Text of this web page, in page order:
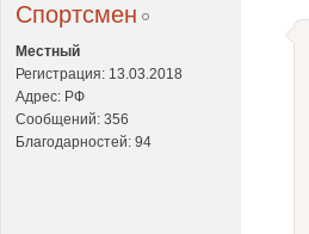
Спортсмен
Местный
Регистрация: 13.03.2018
Адрес: РФ
Сообщений: 356
Благодарностей: 94